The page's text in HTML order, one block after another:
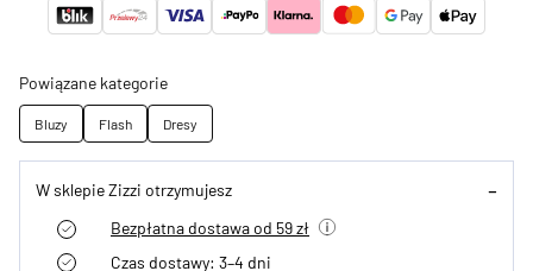
Powiązane kategorie
Bluzy Flash Dresy
W sklepie Zizzi otrzymujesz
Bezpłatna dostawa od 59 zł
Czas dostawy: 3–4 dni